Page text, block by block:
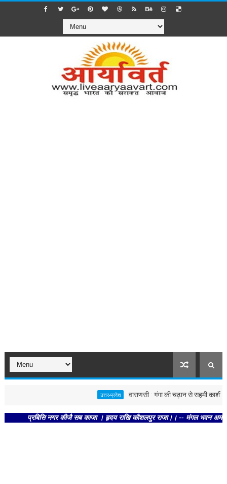
उत्तर-प्रदेश वाराणसी : गंगा की चढ़ान से सहमी काशी : छूने
प्रबिसि नगर कीजै सब काजा । हृदय राखि कौशलपुर राजा।। -- मंगल भवन अमंगल